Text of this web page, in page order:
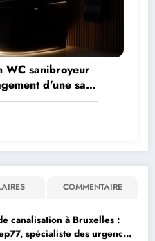
WC sanibroyeur
d’une salle
COMMENTAIRE
canalisation à Bruxelles :
spécialiste des urgences